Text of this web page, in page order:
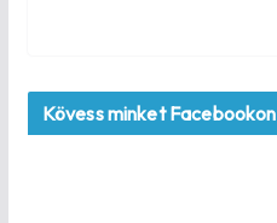
Kövess minket Facebookon